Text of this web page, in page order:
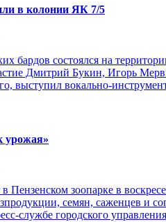
в колонии ЯК 7/5
бардов состоялся на
Дмитрий Букин, Игорь
выступил вокально-
урожая»
Пензенском зоопарке в
семян, саженцев и
службе городского